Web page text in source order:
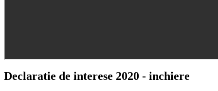
Declaratie de interese 2020 - inchiere